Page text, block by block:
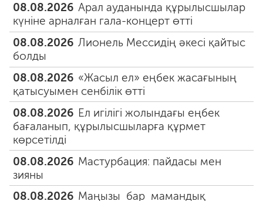
08.08.2026 Арал ауданында құрылысшылар
күніне арналған гала-концерт өтті
08.08.2026 Лионель Мессидің әкесі қайтыс
болды
08.08.2026 «Жасыл ел» еңбек жасағының
қатысуымен сенбілік өтті
08.08.2026 Ел игілігі жолындағы еңбек
бағаланып, құрылысшыларға құрмет
көрсетілді
08.08.2026 Мастурбация: пайдасы мен
зияны
08.08.2026 Маңызы бар мамандық